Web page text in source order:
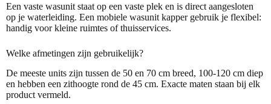
Een vaste wasunit staat op een vaste plek en is direct aangesloten
op je waterleiding. Een mobiele wasunit kapper gebruik je flexibel:
handig voor kleine ruimtes of thuisservices.
Welke afmetingen zijn gebruikelijk?
De meeste units zijn tussen de 50 en 70 cm breed, 100-120 cm diep
en hebben een zithoogte rond de 45 cm. Exacte maten staan bij elk
product vermeld.